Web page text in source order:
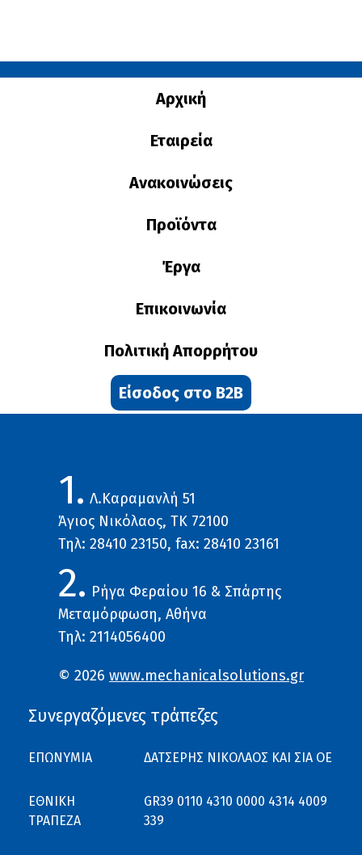
Αρχική
Εταιρεία
Ανακοινώσεις
Προϊόντα
Έργα
Επικοινωνία
Πολιτική Απορρήτου
Είσοδος στο B2B
1. Λ.Καραμανλή 51
Άγιος Νικόλαος, ΤΚ 72100
Τηλ: 28410 23150, fax: 28410 23161
2. Ρήγα Φεραίου 16 & Σπάρτης
Μεταμόρφωση, Αθήνα
Τηλ: 2114056400
© 2026 www.mechanicalsolutions.gr
Συνεργαζόμενες τράπεζες
ΕΠΩΝΥΜΙΑ ΔΑΤΣΕΡΗΣ ΝΙΚΟΛΑΟΣ ΚΑΙ ΣΙΑ ΟΕ
ΕΘΝΙΚΗ
ΤΡΑΠΕΖΑ
GR39 0110 4310 0000 4314 4009
339